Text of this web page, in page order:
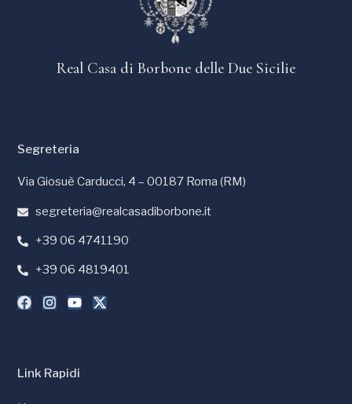
Real Casa di Borbone delle Due Sicilie
Link Rapidi
Segreteria
Via Giosuè Carducci, 4 – 00187 Roma (RM)
segreteria@realcasadiborbone.it
+39 06 4741190
+39 06 4819401